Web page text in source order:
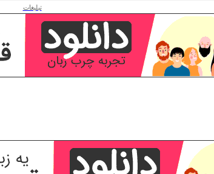
تبلیغات